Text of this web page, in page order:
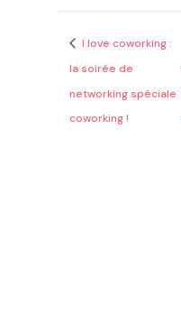
I love coworking :
la soirée de
networking spéciale
coworking !